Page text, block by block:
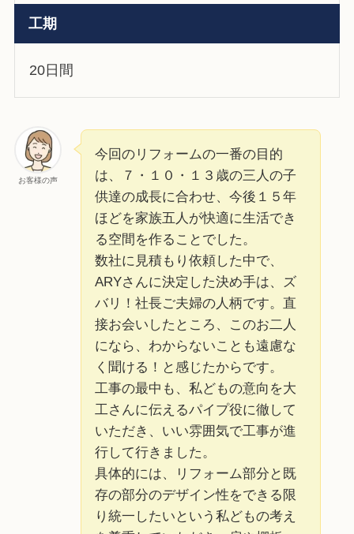
工期
20日間
お客様の声
今回のリフォームの一番の目的
は、７・１０・１３歳の三人の子
供達の成長に合わせ、今後１５年
ほどを家族五人が快適に生活でき
る空間を作ることでした。
数社に見積もり依頼した中で、
ARYさんに決定した決め手は、ズ
バリ！社長ご夫婦の人柄です。直
接お会いしたところ、このお二人
になら、わからないことも遠慮な
く聞ける！と感じたからです。
工事の最中も、私どもの意向を大
工さんに伝えるパイプ役に徹して
いただき、いい雰囲気で工事が進
行して行きました。
具体的には、リフォーム部分と既
存の部分のデザイン性をできる限
り統一したいという私どもの考え